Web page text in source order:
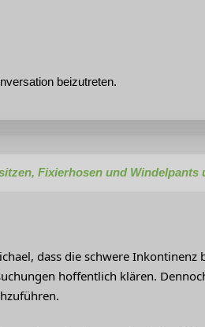
beizutreten.
Fixierhosen und Windelpants
dass die schwere
hoffentlich klären.